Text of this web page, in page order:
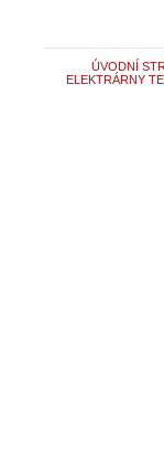
ÚVODNÍ
ELEKTRÁRNY